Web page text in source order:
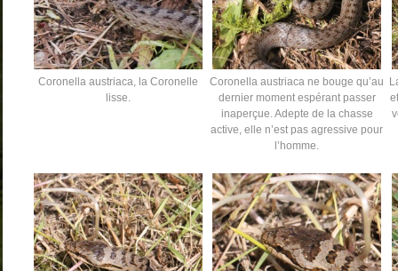
Coronella austriaca, la Coronelle
lisse.
Coronella austriaca ne bouge qu’au
dernier moment espérant passer
inaperçue. Adepte de la chasse
active, elle n’est pas agressive pour
l’homme.